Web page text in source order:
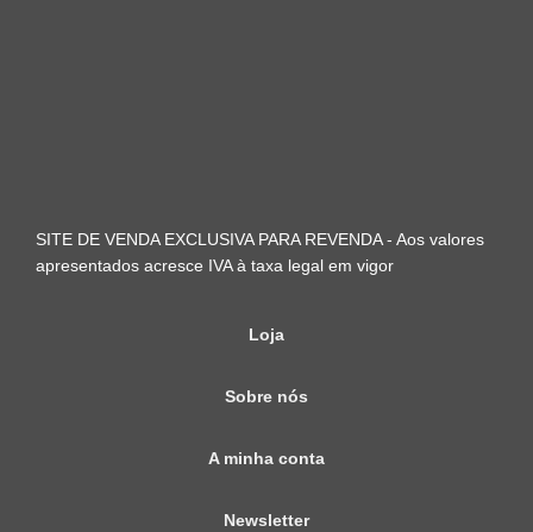
SITE DE VENDA EXCLUSIVA PARA REVENDA - Aos valores
apresentados acresce IVA à taxa legal em vigor
Loja
Sobre nós
A minha conta
Newsletter